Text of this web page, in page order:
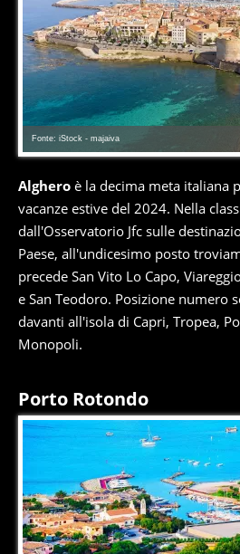
Fonte: iStock - majaiva
Alghero è la decima meta italiana
vacanze estive del 2024. Nella
dall'Osservatorio Jfc sulle
Paese, all'undicesimo posto
precede San Vito Lo Capo,
e San Teodoro. Posizione numero
davanti all'isola di Capri, Tropea,
Monopoli.
Porto Rotondo